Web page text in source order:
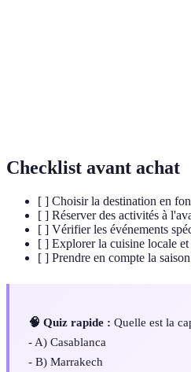
Checklist avant achat
[ ] Choisir la destination en
[ ] Réserver des activités à
[ ] Vérifier les événements
[ ] Explorer la cuisine locale et
[ ] Prendre en compte la
🧠 Quiz rapide : Quelle est la
- A) Casablanca
- B) Marrakech